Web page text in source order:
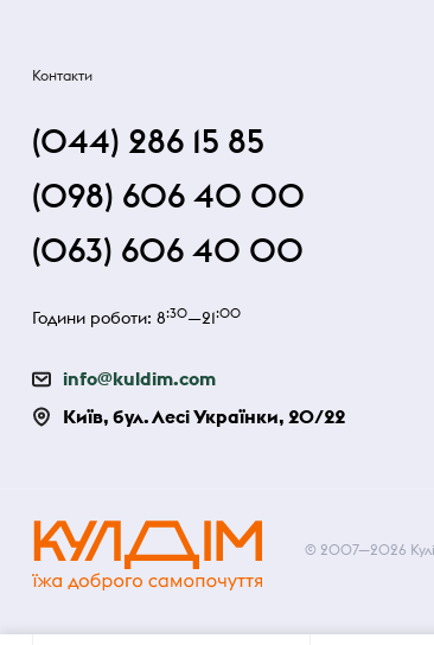
Контакти
(044) 286 15 85
(098) 606 40 00
(063) 606 40 00
Години роботи: 8:30—21:00
info@kuldim.com
Київ, бул. Лесі Українки, 20/22
© 2007—2026